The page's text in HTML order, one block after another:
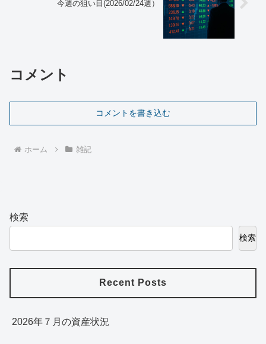
今週の狙い目(2026/02/24週）
コメント
コメントを書き込む
ホーム 雑記
検索
検索
Recent Posts
2026年７月の資産状況